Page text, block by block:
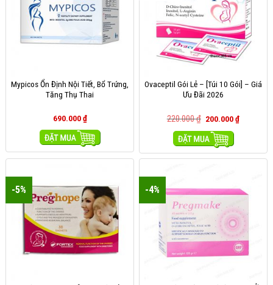
Mypicos Ổn Định Nội Tiết, Bổ Trứng,
Tăng Thụ Thai
690.000₫
MUA HÀNG
Ovaceptil Gói Lẻ – [Túi 10 Gói] – Giá
Ưu Đãi 2026
220.000₫ 200.000₫
MUA HÀNG
-5% -4%